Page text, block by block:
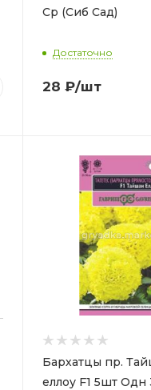
Ср (Сиб Сад)
Достаточно
28 ₽/шт
Бархатцы пр.
еллоу F1 5шт Одн